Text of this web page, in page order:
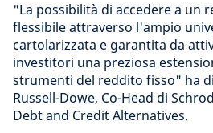
"La possibilità di accedere a un
flessibile attraverso l'ampio
cartolarizzata e garantita da
investitori una preziosa
strumenti del reddito fisso" ha
Russell-Dowe, Co-Head di
Debt and Credit Alternatives.